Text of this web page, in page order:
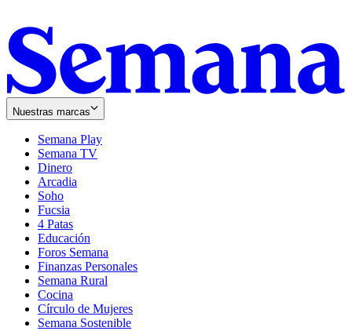
Nuestras marcas
Semana Play
Semana TV
Dinero
Arcadia
Soho
in
new
window
Fucsia
in
new
window
4 Patas
Educación
Foros Semana
Finanzas Personales
Semana Rural
Cocina
Círculo de Mujeres
Semana Sostenible